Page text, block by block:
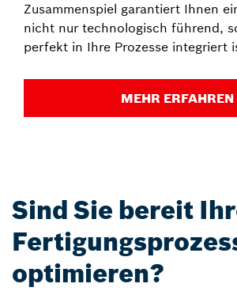
Zusammenspiel garantiert Ihnen
nicht nur technologisch führend,
perfekt in Ihre Prozesse integriert
MEHR ERFAHREN
Sind Sie bereit
optimieren?